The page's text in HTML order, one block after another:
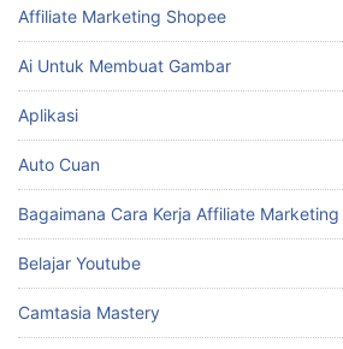
Affiliate Marketing Shopee
Ai Untuk Membuat Gambar
Aplikasi
Auto Cuan
Bagaimana Cara Kerja Affiliate Marketing
Belajar Youtube
Camtasia Mastery